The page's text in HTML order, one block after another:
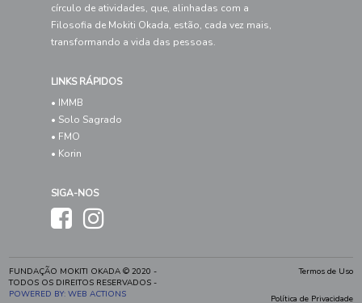
círculo de atividades, que, alinhadas com a
Filosofia de Mokiti Okada, estão, cada vez mais,
transformando a vida das pessoas.
LINKS RÁPIDOS
• IMMB
• Solo Sagrado
• FMO
• Korin
SIGA-NOS
FUNDAÇÃO MOKITI OKADA © 2020 -
TODOS OS DIREITOS RESERVADOS -
POWERED BY: WEB ACTIONS
Termos de Uso
Política de Privacidade